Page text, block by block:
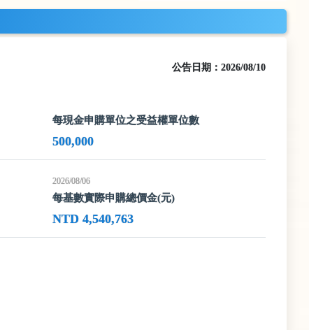
公告日期： 2026/08/10
每現金申購單位之受益權單位數
500,000
2026/08/06
每基數實際申購總價金(元)
NTD 4,540,763